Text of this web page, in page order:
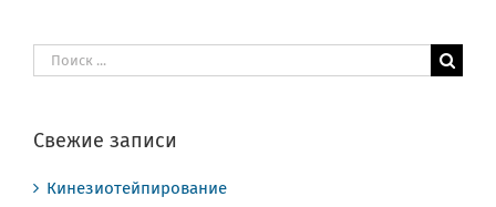
Результат
поиска:
Свежие записи
Кинезиотейпирование